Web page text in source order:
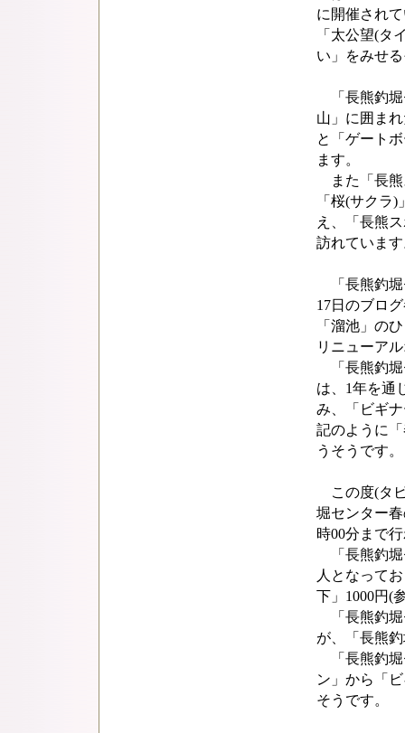
に開催され
「太公望(タ
い」をみせ
「長熊釣堀
山」に囲ま
と「ゲート
ます。
また「長熊
「桜(サクラ
え、「長熊
訪れていま
「長熊釣堀
17日のブロ
「溜池」の
リニューア
「長熊釣堀
は、1年を通
み、「ビギ
記のように
うそうです。
この度(タ
堀センター
時00分まで
「長熊釣堀
人となって
下」1000円(
「長熊釣堀
が、「長熊
「長熊釣堀
ン」から「
そうです。